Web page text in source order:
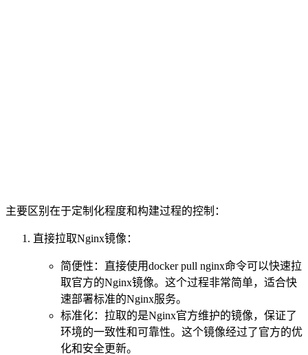
主要区别在于定制化程度和构建过程的控制：
直接拉取Nginx镜像：
简便性：直接使用docker pull nginx命令可以快速拉
取官方的Nginx镜像。这个过程非常简单，适合快
速部署标准的Nginx服务。
标准化：拉取的是Nginx官方维护的镜像，保证了
环境的一致性和可靠性。这个镜像经过了官方的优
化和安全更新。